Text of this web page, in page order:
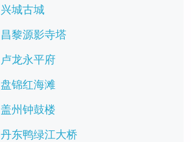
兴城古城
昌黎源影寺塔
卢龙永平府
盘锦红海滩
盖州钟鼓楼
丹东鸭绿江大桥